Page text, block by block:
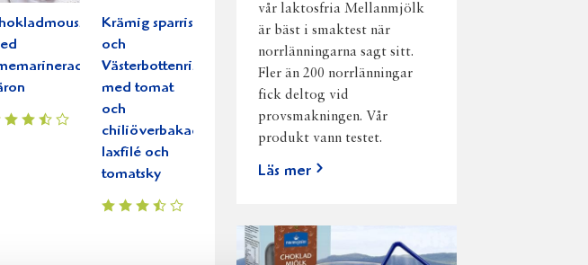
Krämig sparris
och
Västerbottenrisotto
med tomat
och
chiliöverbakad
laxfilé och
tomatsky
vår laktosfria Mellanmjölk
är bäst i smaktest när
norrlänningarna sagt sitt.
Fler än 200 norrlänningar
fick deltog vid
provsmakningen. Vår
produkt vann testet.
Läs mer